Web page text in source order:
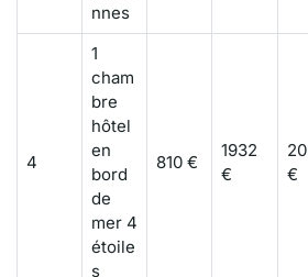
nnes
4
1
cham
bre
hôtel
en
bord
de
mer 4
étoile
s
810 €
1932
€
€